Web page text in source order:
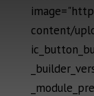
content/